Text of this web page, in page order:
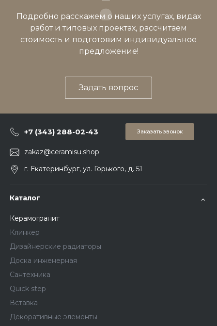
Подробно расскажем о наших услугах, видах
работ и типовых проектах, рассчитаем
стоимость и подготовим индивидуальное
предложение!
Задать вопрос
+7 (343) 288-02-43 Заказать звонок
zakaz@ceramisu.shop
г. Екатеринбург, ул. Горького, д. 51
Каталог
Керамогранит
Клинкер
Дизайнерские радиаторы
Доска инженерная
Сантехника
Quick step
Вставка
Декоративные элементы